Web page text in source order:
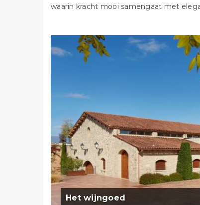
waarin kracht mooi samengaat met
Het wijngoed